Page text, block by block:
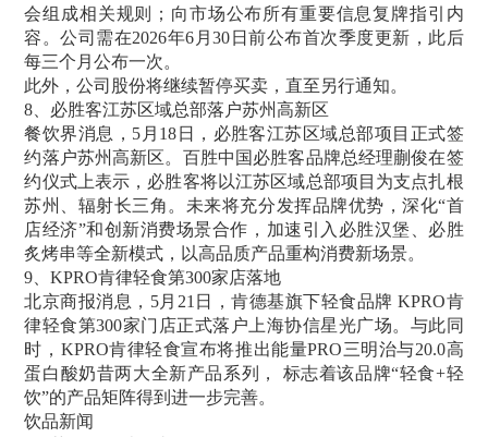
会组成相关规则；向市场公布所有重要信息复牌指引内
容。公司需在2026年6月30日前公布首次季度更新，此后
每三个月公布一次。
此外，公司股份将继续暂停买卖，直至另行通知。
8、必胜客江苏区域总部落户苏州高新区
餐饮界消息，5月18日，必胜客江苏区域总部项目正式签
约落户苏州高新区。百胜中国必胜客品牌总经理蒯俊在签
约仪式上表示，必胜客将以江苏区域总部项目为支点扎根
苏州、辐射长三角。未来将充分发挥品牌优势，深化“首
店经济”和创新消费场景合作，加速引入必胜汉堡、必胜
炙烤串等全新模式，以高品质产品重构消费新场景。
9、KPRO肯律轻食第300家店落地
北京商报消息，5月21日，肯德基旗下轻食品牌 KPRO肯
律轻食第300家门店正式落户上海协信星光广场。与此同
时，KPRO肯律轻食宣布将推出能量PRO三明治与20.0高
蛋白酸奶昔两大全新产品系列， 标志着该品牌“轻食+轻
饮”的产品矩阵得到进一步完善。
饮品新闻